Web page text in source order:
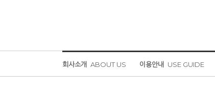
회사소개 ABOUT US 이용안내 USE GUIDE